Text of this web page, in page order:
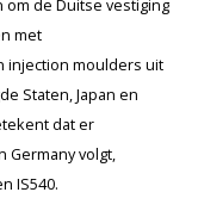
de Duitse vestiging
met
injection moulders uit
Staten, Japan en
dat er
Germany volgt,
IS540.